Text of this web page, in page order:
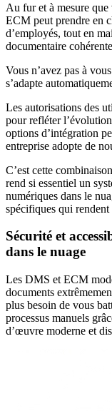
Au fur et à mesure que
ECM peut prendre en
d’employés, tout en
documentaire
Vous n’avez pas à
s’adapte
Les autorisations des
pour refléter
options d’intégration
entreprise adopte de
C’est cette
rend si essentiel un
numériques dans le
spécifiques qui rendent
Sécurité et
dans le nuage
Les DMS et ECM
documents
plus besoin de vous
processus manuels
d’œuvre moderne et